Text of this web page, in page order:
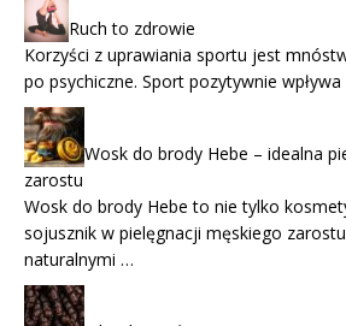
Ruch to zdrowie
Korzyści z uprawiania sportu jest
po psychiczne. Sport pozytywnie
Wosk do brody Hebe – idealna
zarostu
Wosk do brody Hebe to nie tylko
sojusznik w pielęgnacji męskiego
naturalnymi …